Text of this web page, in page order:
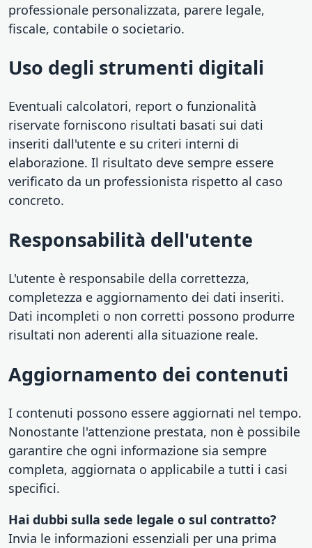
professionale personalizzata, parere legale,
fiscale, contabile o societario.
Uso degli strumenti digitali
Eventuali calcolatori, report o funzionalità
riservate forniscono risultati basati sui dati
inseriti dall'utente e su criteri interni di
elaborazione. Il risultato deve sempre essere
verificato da un professionista rispetto al caso
concreto.
Responsabilità dell'utente
L'utente è responsabile della correttezza,
completezza e aggiornamento dei dati inseriti.
Dati incompleti o non corretti possono produrre
risultati non aderenti alla situazione reale.
Aggiornamento dei contenuti
I contenuti possono essere aggiornati nel tempo.
Nonostante l'attenzione prestata, non è possibile
garantire che ogni informazione sia sempre
completa, aggiornata o applicabile a tutti i casi
specifici.
Hai dubbi sulla sede legale o sul contratto?
Invia le informazioni essenziali per una prima